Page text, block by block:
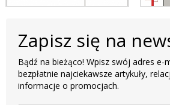
Zapisz się na
Bądź na bieżąco! Wpisz swój adres e-
bezpłatnie najciekawsze artykuły,
informacje o promocjach.